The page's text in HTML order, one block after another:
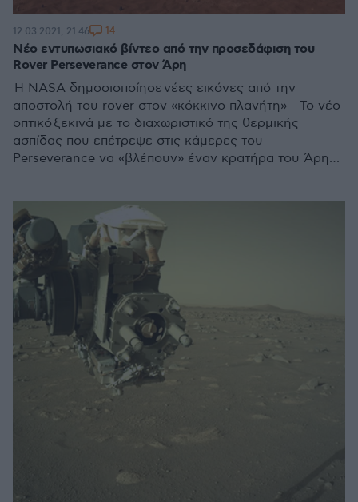
Νέο εντυπωσιακό βίντεο από την προσεδάφιση του
Rover Perseverance στον Άρη
Η NASA δημοσιοποίησε νέες εικόνες από την
αποστολή του rover στον «κόκκινο πλανήτη» - Το νέο
οπτικό ξεκινά με το διαχωριστικό της θερμικής
ασπίδας που επέτρεψε στις κάμερες του
Perseverance να «βλέπουν» έναν κρατήρα του Άρη
12.03.2021, 21:46 14